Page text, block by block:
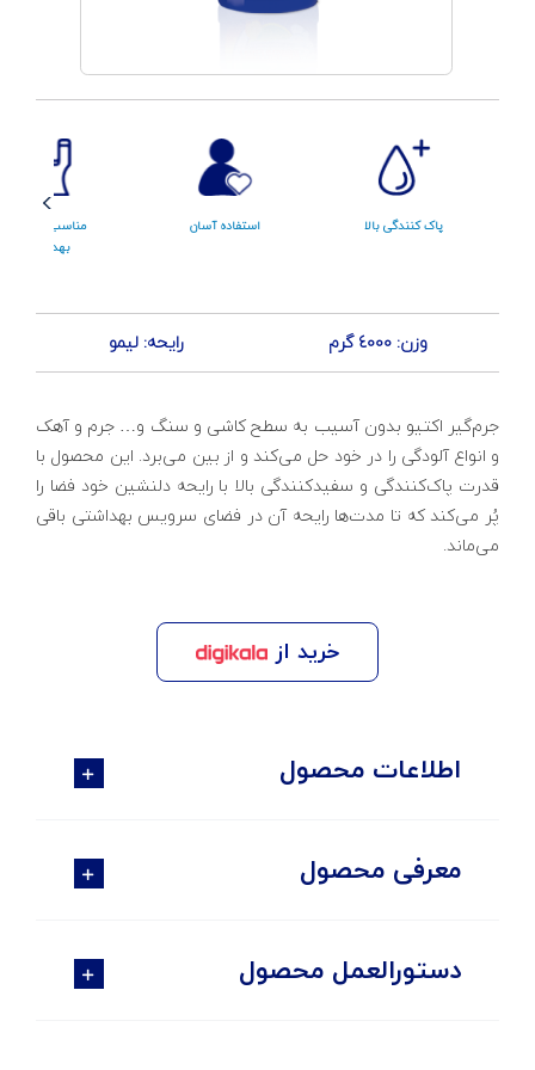
پاک کنندگی بالا استفاده آسان
مناسب سرویس
بهداشتی
وزن: 4000 گرم رایحه: لیمو
جرم‌گیر اکتیو بدون آسیب به سطح کاشی و سنگ و… جرم و آهک
و انواع آلودگی را در خود حل می‌کند و از بین می‌برد. این محصول با
قدرت پاک‌کنندگی و سفیدکنندگی بالا با رایحه دلنشین خود فضا را
پُر می‌کند که تا مدت‌ها رایحه آن در فضای سرویس بهداشتی باقی
می‌ماند.
خرید از
اطلاعات محصول
معرفی محصول
دستورالعمل محصول